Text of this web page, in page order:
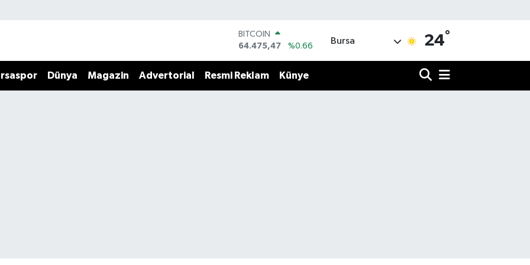
DOLAR
47,5971
%0.05
55,1336
%0.18
Bursa 24°
Dünya Magazin Advertorial Resmi Reklam Künye